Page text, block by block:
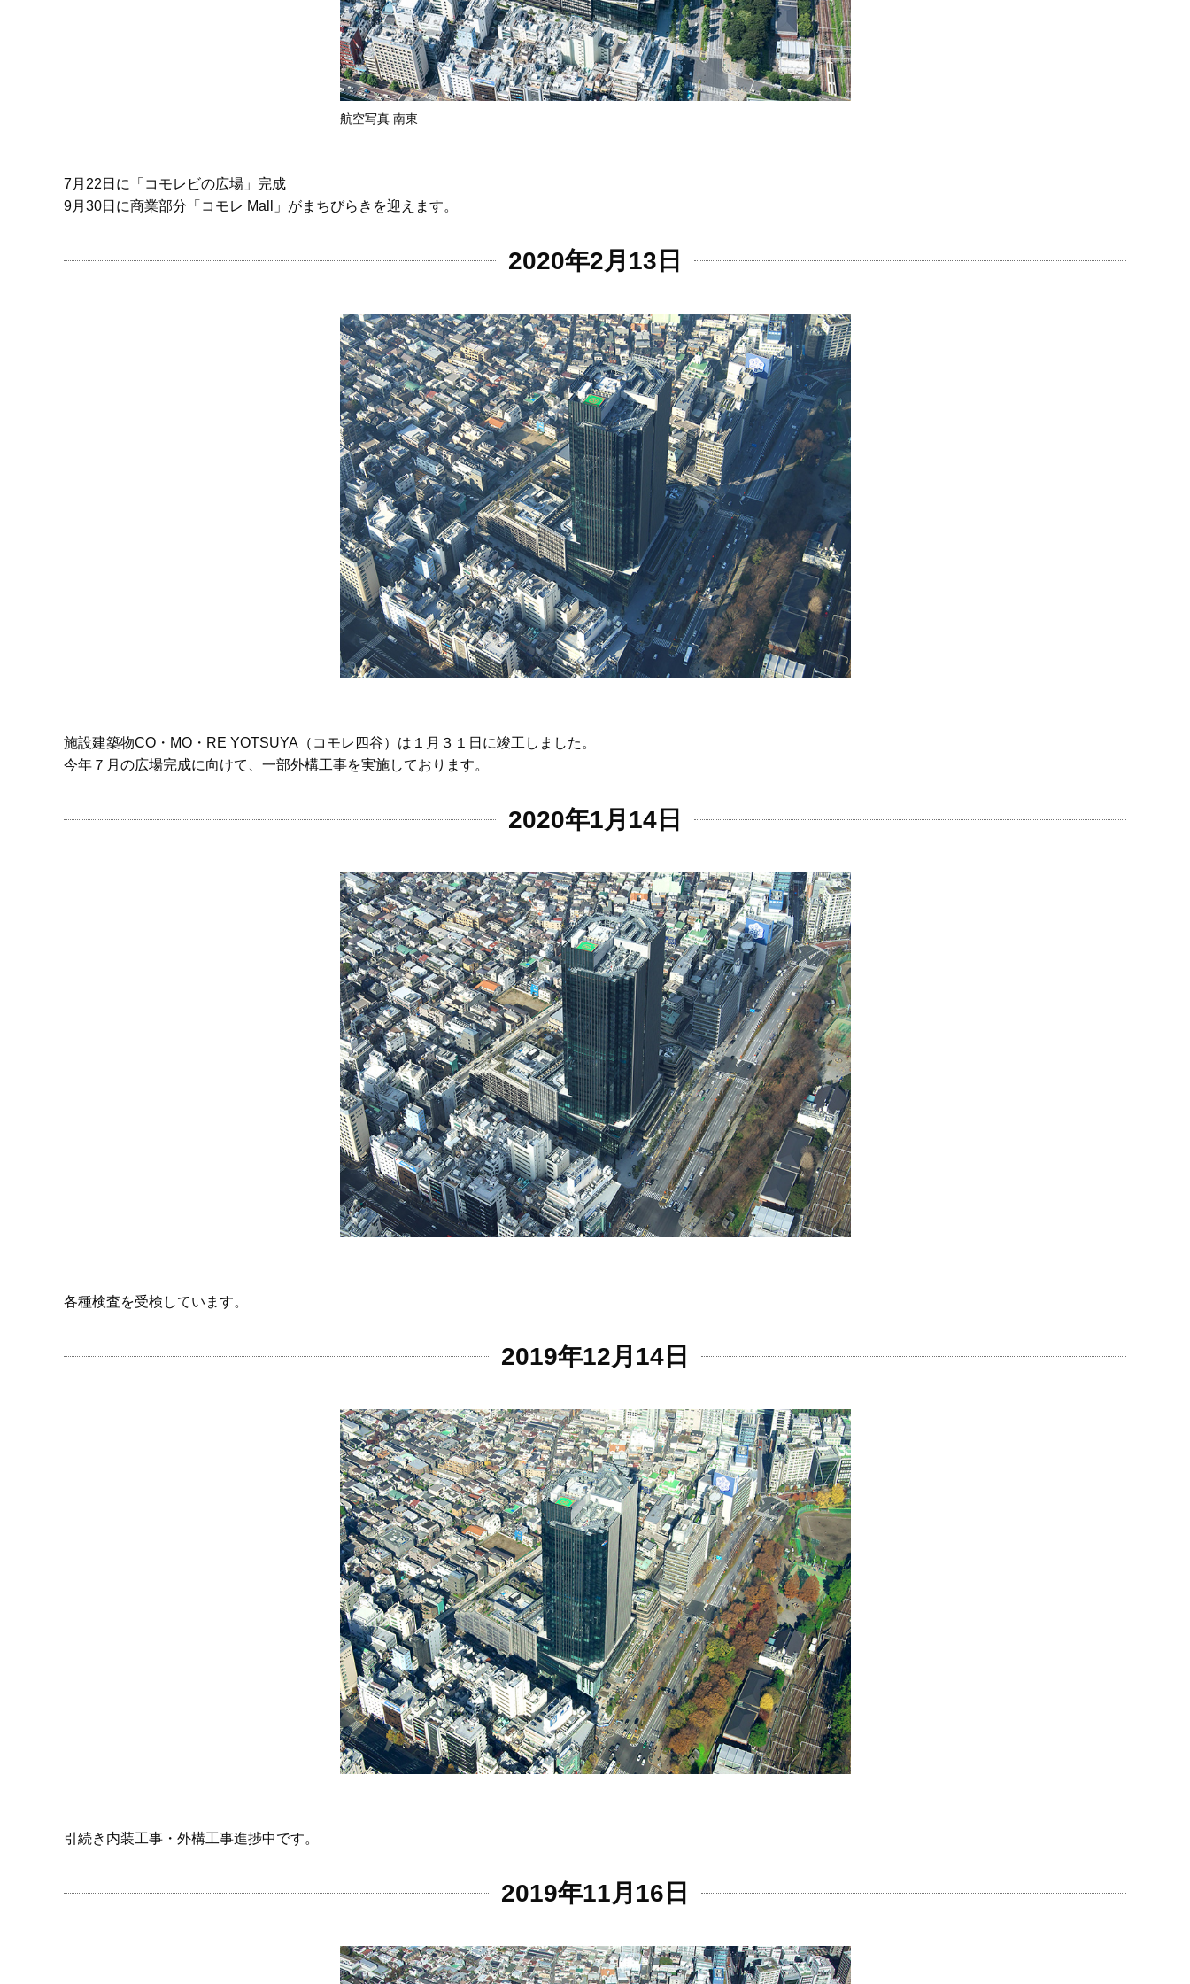
航空写真 南東
7月22日に「コモレビの広場」完成
9月30日に商業部分「コモレ Mall」がまちびらきを迎えます。
2020年2月13日
施設建築物CO・MO・RE YOTSUYA（コモレ四谷）は１月３１日に竣工しました。
今年７月の広場完成に向けて、一部外構工事を実施しております。
2020年1月14日
各種検査を受検しています。
2019年12月14日
引続き内装工事・外構工事進捗中です。
2019年11月16日